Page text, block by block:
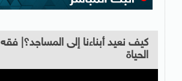
كيف نعيد أبناءنا إلى المساجد؟| فقه
الحياة